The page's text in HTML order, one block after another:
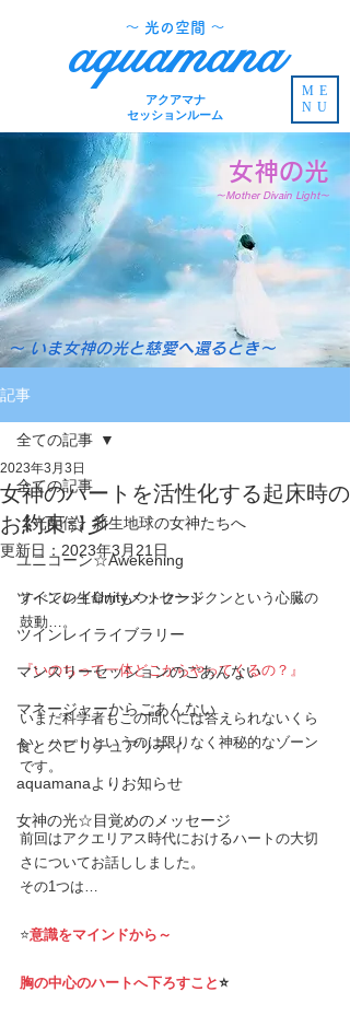
aquamana
​～ 光の空間 ～
アクアマナ
セッションルーム
ME
NU
～Mother Divain Light～
女神の光
～ いま女神の光と慈愛へ還るとき～
記事
全ての記事
【光配信】新生地球の女神たちへ
ユニコーン☆Awekening
ツインレイUnityメッセージ
ツインレイライブラリー
マンスリーセッションのごあんない
マネージャーからごあんない
食とスピリチュアリティ
aquamanaよりお知らせ
女神の光☆目覚めのメッセージ
全ての記事
女神のハートを活性化する起床時の
お約束☆彡
2023年3月3日
更新日： 2023年3月21日
すべての生命がもつトクントクンという心臓の
鼓動…。
『いのちって一体どこからやってくるの？』
いまだ科学者もこの問いには答えられないくら
い、ハートというのは限りなく神秘的なゾーン
です。
前回はアクエリアス時代におけるハートの大切
さについてお話ししました。
その1つは…
⭐️意識をマインドから～
胸の中心のハートへ下ろすこと⭐️